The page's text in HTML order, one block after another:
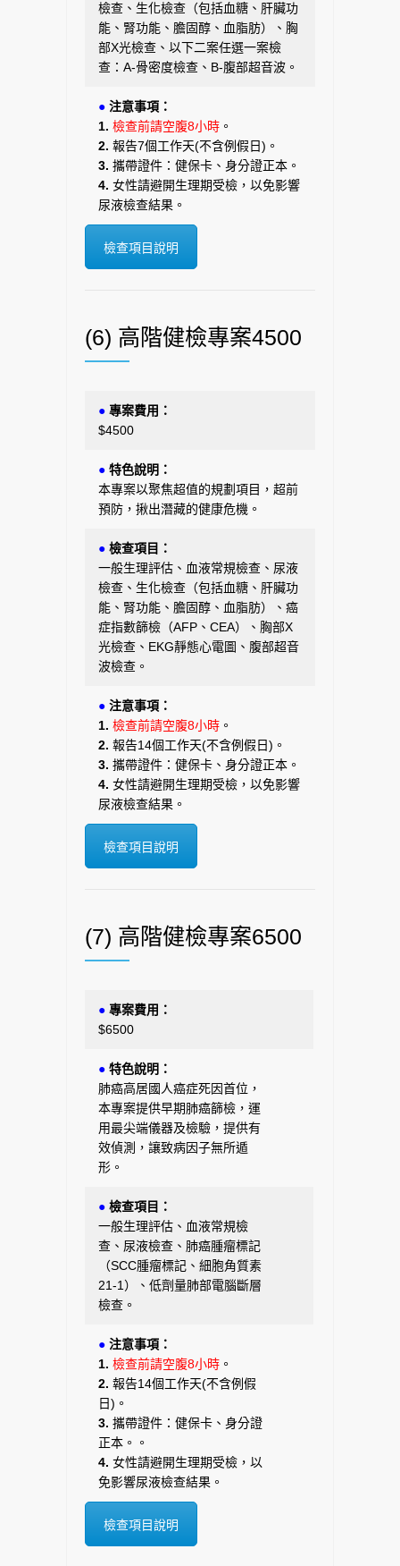
檢查、生化檢查（包括血糖、肝臟功
能、腎功能、膽固醇、血脂肪）、胸
部X光檢查、以下二案任選一案檢
查：A-骨密度檢查、B-腹部超音波。
● 注意事項：
1. 檢查前請空腹8小時 。
2. 報告7個工作天(不含例假日)。
3. 攜帶證件：健保卡、身分證正本。
4. 女性請避開生理期受檢，以免影響
尿液檢查結果。
檢查項目說明
(6) 高階健檢專案4500
● 專案費用：
$4500
● 特色說明：
本專案以聚焦超值的規劃項目，超前
預防，揪出潛藏的健康危機。
● 檢查項目：
一般生理評估、血液常規檢查、尿液
檢查、生化檢查（包括血糖、肝臟功
能、腎功能、膽固醇、血脂肪）、癌
症指數篩檢（AFP、CEA）、胸部X
光檢查、EKG靜態心電圖、腹部超音
波檢查。
● 注意事項：
1. 檢查前請空腹8小時 。
2. 報告14個工作天(不含例假日)。
3. 攜帶證件：健保卡、身分證正本。
4. 女性請避開生理期受檢，以免影響
尿液檢查結果。
檢查項目說明
(7) 高階健檢專案6500
● 專案費用：
$6500
● 特色說明：
肺癌高居國人癌症死因首位，
本專案提供早期肺癌篩檢，運
用最尖端儀器及檢驗，提供有
效偵測，讓致病因子無所遁
形。
● 檢查項目：
一般生理評估、血液常規檢
查、尿液檢查、肺癌腫瘤標記
（SCC腫瘤標記、細胞角質素
21-1）、低劑量肺部電腦斷層
檢查。
● 注意事項：
1. 檢查前請空腹8小時 。
2. 報告14個工作天(不含例假
日)。
3. 攜帶證件：健保卡、身分證
正本。。
4. 女性請避開生理期受檢，以
免影響尿液檢查結果。
檢查項目說明